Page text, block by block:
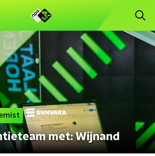
met: Wijnand